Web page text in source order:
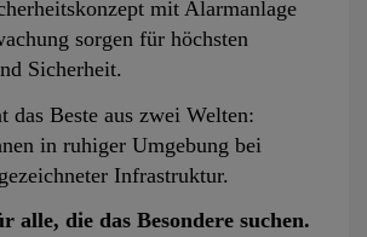
mit Alarmanlage
sorgen für höchsten
Sicherheit.
das Beste aus zwei Welten:
in ruhiger Umgebung bei
Infrastruktur.
alle, die das Besondere suchen.